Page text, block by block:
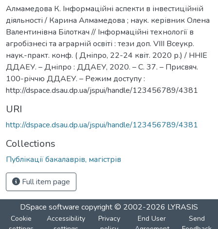
Алмамедова К. Інформаційні аспекти в інвестиційній
діяльності / Карина Алмамедова ; наук. керівник Олена
Валентинівна Білоткач // Інформаційні технології в
агробізнесі та аграрній освіті : тези доп. VІІI Всеукр.
наук.-практ. конф. ( Дніпро, 22-24 квіт. 2020 р.) / ННІЕ
ДДАЕУ. – Дніпро : ДДАЕУ, 2020. – С. 37. – Присвяч.
100-річчю ДДАЕУ. – Режим доступу :
http://dspace.dsau.dp.ua/jspui/handle/123456789/4381
URI
http://dspace.dsau.dp.ua/jspui/handle/123456789/4381
Collections
Публікації бакалаврів, магістрів
Full item page
DSpace software copyright © 2002-2026 LYRASIS
Cookie
Accessibility
Privacy
End User
Send